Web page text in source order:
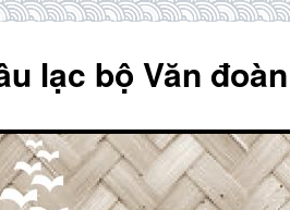
lạc bộ Văn